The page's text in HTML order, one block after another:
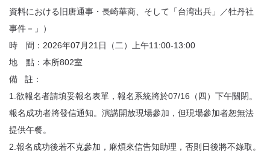
資料における旧唐通事・長崎華商、そして「台湾出兵」／牡丹社
事件－」）
時 間：2026年07月21日（二）上午11:00-13:00
地 點：本所802室
備 註：
1.欲報名者請填妥報名表單，報名系統將於07/16（四）下午關閉。
報名成功者將發信通知。演講開放現場參加，但現場參加者恕無法
提供午餐。
2.報名成功後若不克參加，麻煩來信告知助理，否則日後將不錄取。